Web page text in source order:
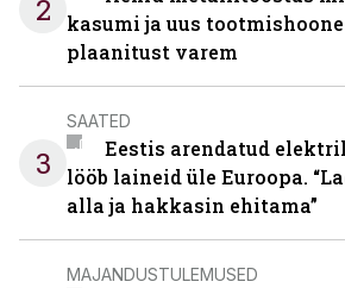
2
kasumi ja uus
plaanitust varem
3
SAATED
Eestis arendatud
lööb laineid üle Euroopa.
alla ja hakkasin ehitama”
MAJANDUSTULEMUSED